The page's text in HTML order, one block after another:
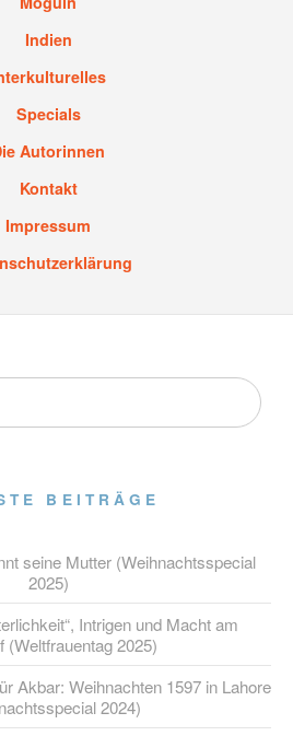
Indien
Specials
Autorinnen
Kontakt
Impressum
BEITRÄGE
seine Mutter (Weihnachtsspecial
2025)
Intrigen und Macht am
(Weltfrauentag 2025)
Akbar: Weihnachten 1597 in Lahore
2024)